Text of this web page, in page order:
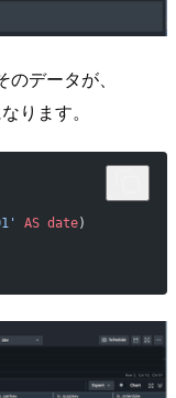
データが、
ります。
AS date)